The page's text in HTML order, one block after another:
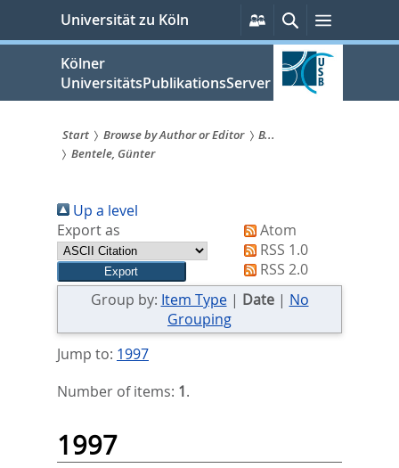
springen
Universität zu Köln
Persönliche
Services
SucheMenü
Kölner
UniversitätsPublikationsServer
Sie
sind
hier:
Start Browse by Author or Editor
B...
Bentele, Günter
Up a level
Export as
Atom
RSS 1.0
RSS 2.0
Group by: Item Type| Date| No
Grouping
Jump to: 1997
Number of items: 1.
1997